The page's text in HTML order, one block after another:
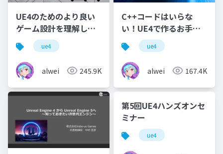
UE4のためのより良い
ゲーム設計を理解しよ
う！
ue4
alwei 245.9K
C++コードはいらな
い！UE4で作るお手軽
マルチプレイネットワ
ークゲームについて
ue4
alwei 167.4K
第5回UE4ハンズオンセ
ミナー
ue4